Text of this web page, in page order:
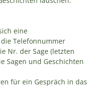
eine
Telefonnummer
Nr. der Sage (letzten
Sagen und Geschichten
für ein Gespräch in das